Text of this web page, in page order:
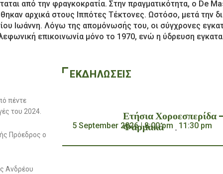
από την φραγκοκρατία. Στην πραγματικότητα, ο De
αρχικά στους Ιππότες Τέκτονες. Ωστόσο, μετά την
Ιωάννη. Λόγω της απομόνωσής του, οι σύγχρονες
επικοινωνία μόνο το 1970, ενώ η ύδρευση
πέντε
του 2024.
Πρόεδρος ο
Ανδρέου
ΕΚΔΗΛΩΣΕΙΣ
Ετήσια Χοροεσπερίδα
Φαρμακά
5 September 2026 | 8:00 pm - 11:30 pm